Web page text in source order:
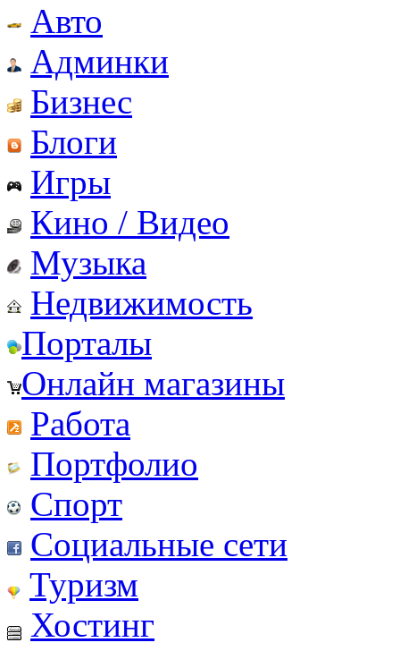
Авто
Админки
Бизнес
Блоги
Игры
Кино / Видео
Музыка
Недвижимость
Порталы
Онлайн магазины
Работа
Портфолио
Спорт
Социальные сети
Туризм
Хостинг